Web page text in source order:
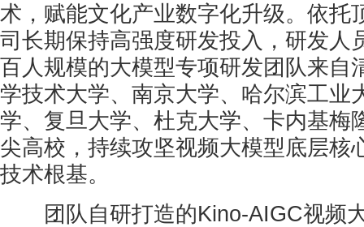
术，赋能文化产业数字化升级。依托
司长期保持高强度研发投入，研发人
百人规模的大模型专项研发团队来自
学技术大学、南京大学、哈尔滨工业
学、复旦大学、杜克大学、卡内基梅
尖高校，持续攻坚视频大模型底层核
技术根基。
团队自研打造的Kino-AIGC视频